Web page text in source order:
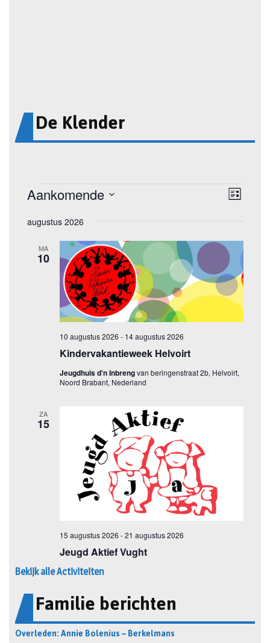
De Klender
Bekijk alle Activiteiten
Familie berichten
Overleden: Annie Bolenius – Berkelmans